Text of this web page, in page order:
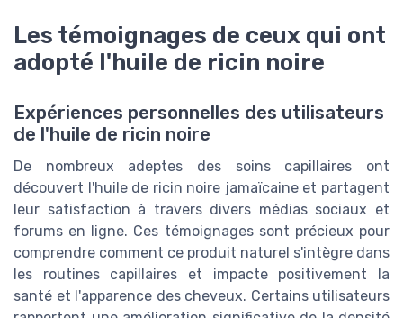
Les témoignages de ceux qui ont
adopté l'huile de ricin noire
Expériences personnelles des utilisateurs
de l'huile de ricin noire
De nombreux adeptes des soins capillaires ont
découvert l'huile de ricin noire jamaïcaine et partagent
leur satisfaction à travers divers médias sociaux et
forums en ligne. Ces témoignages sont précieux pour
comprendre comment ce produit naturel s'intègre dans
les routines capillaires et impacte positivement la
santé et l'apparence des cheveux. Certains utilisateurs